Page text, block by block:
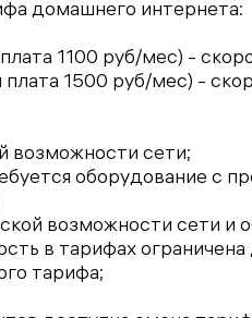
домашнего интернета:
плата 1100 руб/мес) -
плата 1500 руб/мес) -
возможности сети;
оборудование с
возможности сети и
в тарифах
тарифа;